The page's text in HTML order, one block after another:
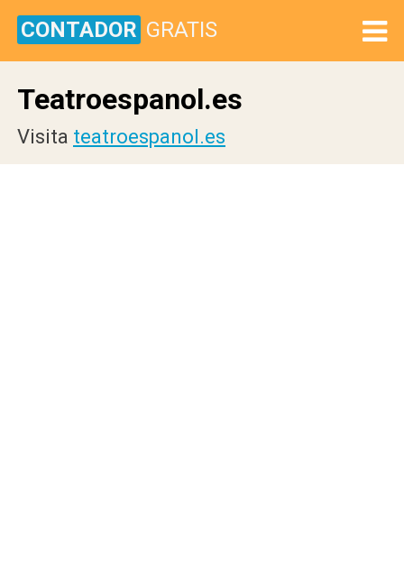
CONTADOR GRATIS
Teatroespanol.es
Visita teatroespanol.es